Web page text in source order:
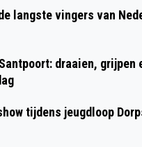
langste vingers van
draaien, grijpen
tijdens jeugdloop